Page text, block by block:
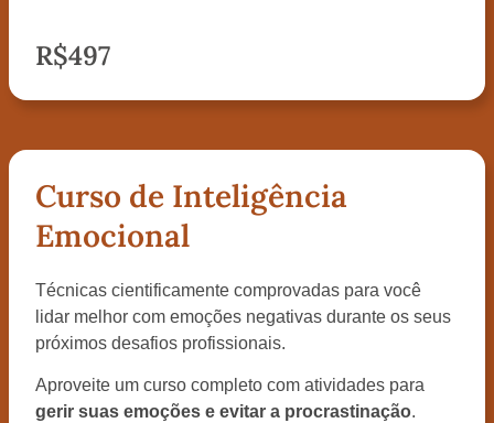
R$497
Curso de Inteligência
Emocional
Técnicas cientificamente comprovadas para você
lidar melhor com emoções negativas durante os seus
próximos desafios profissionais.
Aproveite um curso completo com atividades para
gerir suas emoções e evitar a procrastinação.